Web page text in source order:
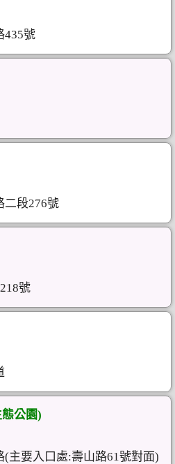
435號
二段276號
號
公園)
(主要入口處:壽山路61號對面)